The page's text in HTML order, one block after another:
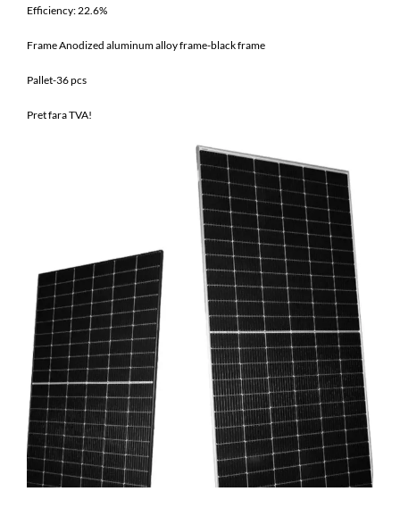
Efficiency: 22.6%
Frame Anodized aluminum alloy frame-black frame
Pallet-36 pcs
Pret fara TVA!